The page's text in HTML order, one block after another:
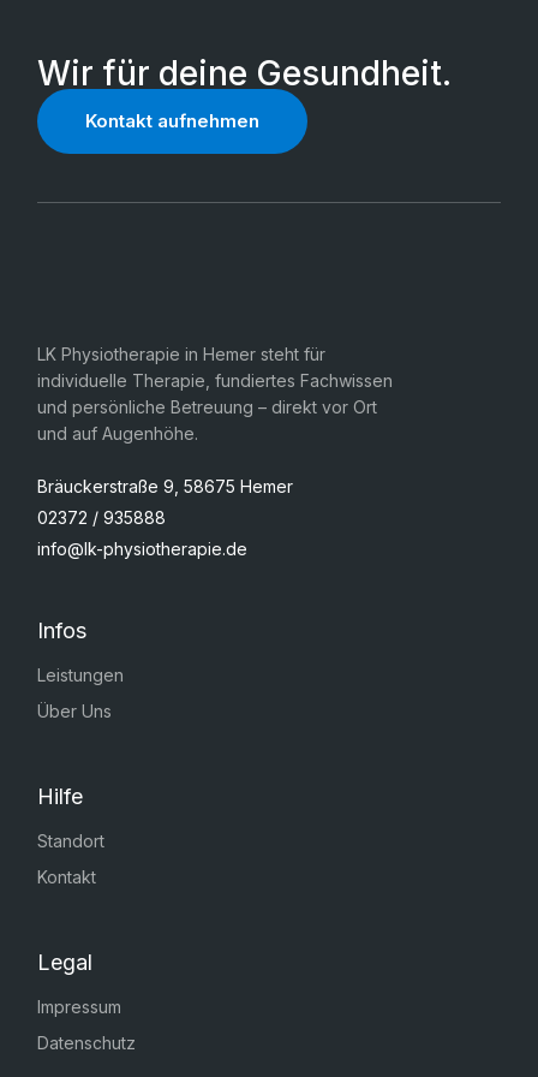
Wir für deine Gesundheit.
Kontakt aufnehmen
LK Physiotherapie in Hemer steht für
individuelle Therapie, fundiertes Fachwissen
und persönliche Betreuung – direkt vor Ort
und auf Augenhöhe.
Bräuckerstraße 9, 58675 Hemer
02372 / 935888
info@lk-physiotherapie.de
Infos
Leistungen
Über Uns
Hilfe
Standort
Kontakt
Legal
Impressum
Datenschutz